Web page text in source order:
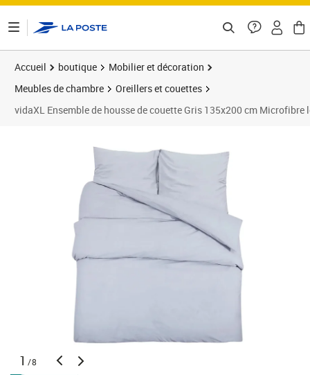
Accueil boutique
Mobilier et décoration
Meubles de chambre
Oreillers et couettes
vidaXL Ensemble de housse de couette Gris 135x200 cm Microfibre
1 /8